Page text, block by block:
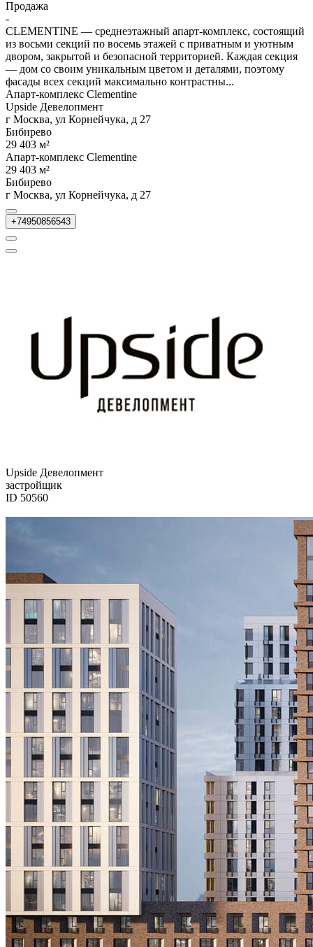
Продажа
-
CLEMENTINE — среднеэтажный апарт-комплекс, состоящий
из восьми секций по восемь этажей с приватным и уютным
двором, закрытой и безопасной территорией. Каждая секция
— дом со своим уникальным цветом и деталями, поэтому
фасады всех секций максимально контрастны...
Апарт-комплекс Clementine
Upside Девелопмент
г Москва, ул Корнейчука, д 27
Бибирево
29 403 м²
Апарт-комплекс Clementine
29 403 м²
Бибирево
г Москва, ул Корнейчука, д 27
+74950856543
Upside Девелопмент
застройщик
ID 50560